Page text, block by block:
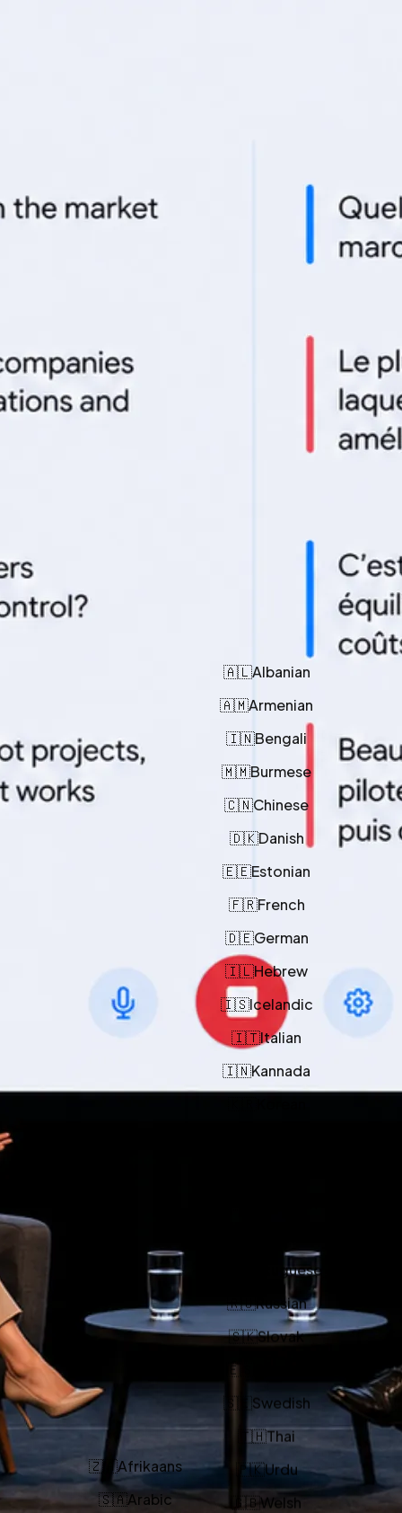
🇿🇦Afrikaans
🇸🇦Arabic
🇦🇱Albanian
🇦🇲Armenian
🇮🇳Bengali
🇲🇲Burmese
🇨🇳Chinese
🇩🇰Danish
🇪🇪Estonian
🇫🇷French
🇩🇪German
🇮🇱Hebrew
🇮🇸Icelandic
🇮🇹Italian
🇮🇳Kannada
Portuguese
🇷🇺Russian
🇪🇸
🇸🇪Swedish
🇹🇭Thai
🇵🇰Urdu